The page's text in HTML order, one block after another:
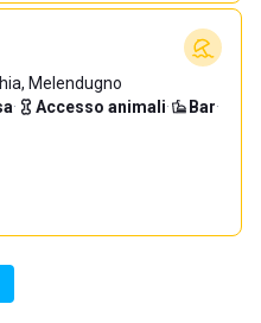
Melendugno
· Accesso animali· Bar·